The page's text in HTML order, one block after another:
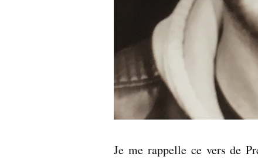
Je me rappelle ce vers de